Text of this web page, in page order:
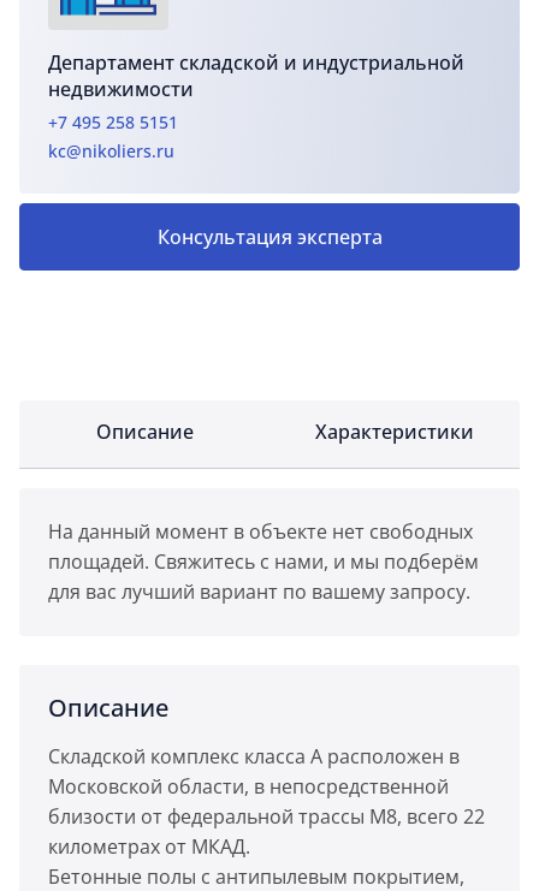
Департамент складской и индустриальной
недвижимости
+7 495 258 5151
kc@nikoliers.ru
Консультация эксперта
Описание Характеристики
На данный момент в объекте нет свободных
площадей. Свяжитесь с нами, и мы подберём
для вас лучший вариант по вашему запросу.
Описание
Складской комплекс класса А расположен в
Московской области, в непосредственной
близости от федеральной трассы М8, всего 22
километрах от МКАД.
Бетонные полы с антипылевым покрытием,